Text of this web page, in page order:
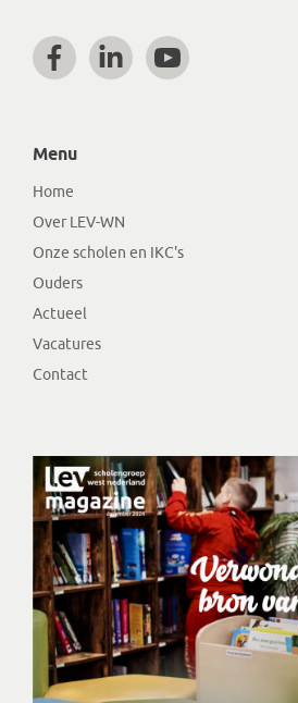
Menu
Home
Over LEV-WN
Onze scholen en IKC's
Ouders
Actueel
Vacatures
Contact